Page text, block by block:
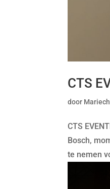
CTS
door
CTS
Bosch,
te nemen